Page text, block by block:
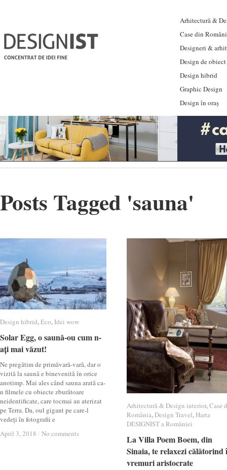
Arhitectură &
Case din
Designeri &
Design de obiect
Design hibrid
Graphic Design
Design în oraș
Posts Tagged 'sauna'
Design hibrid,Eco, Idei wow
Solar Egg, o saună-ou cum n-
ați mai văzut!
Ne pregătim de primăvară-vară, dar o
vizită la saună e binevenită în orice
anotimp. Mai ales când sauna arată ca-
n filmele cu obiecte zburătoare
neidentificate, care tocmai au aterizat
pe Terra. Da, oul gigant pe care-l
vedeți în fotografii e
April 3, 2018 / No comments
Design hibrid Eco Idei wow
Solar Egg, o saună-ou cum n-
ați mai văzut!
April 3, 2018 / No comments
Arhitectură & Design interior,Case
România,Design Travel, Harta
DESIGNIST a României
La Villa Poem Boem, din
Sinaia, te relaxezi călătorind
vremuri aristocrate
Arhitectură & Design interior Case
România Design Travel Harta
DESIGNIST a României
La Villa Poem Boem, din
Sinaia, te relaxezi călătorind
vremuri aristocrate